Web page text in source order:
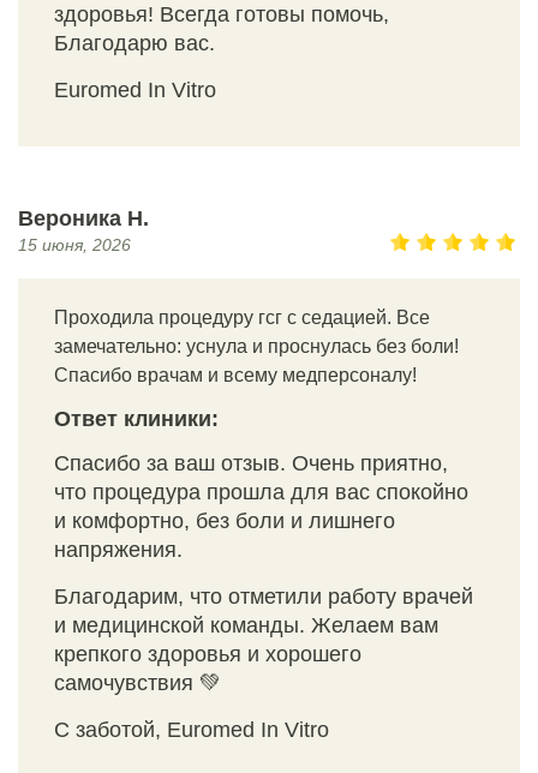
здоровья! Всегда готовы помочь,
Благодарю вас.
Euromed In Vitro
Вероника Н.
15 июня, 2026
Проходила процедуру гсг с седацией. Все
замечательно: уснула и проснулась без боли!
Спасибо врачам и всему медперсоналу!
Ответ клиники:
Спасибо за ваш отзыв. Очень приятно,
что процедура прошла для вас спокойно
и комфортно, без боли и лишнего
напряжения.
Благодарим, что отметили работу врачей
и медицинской команды. Желаем вам
крепкого здоровья и хорошего
самочувствия 💚
С заботой, Euromed In Vitro